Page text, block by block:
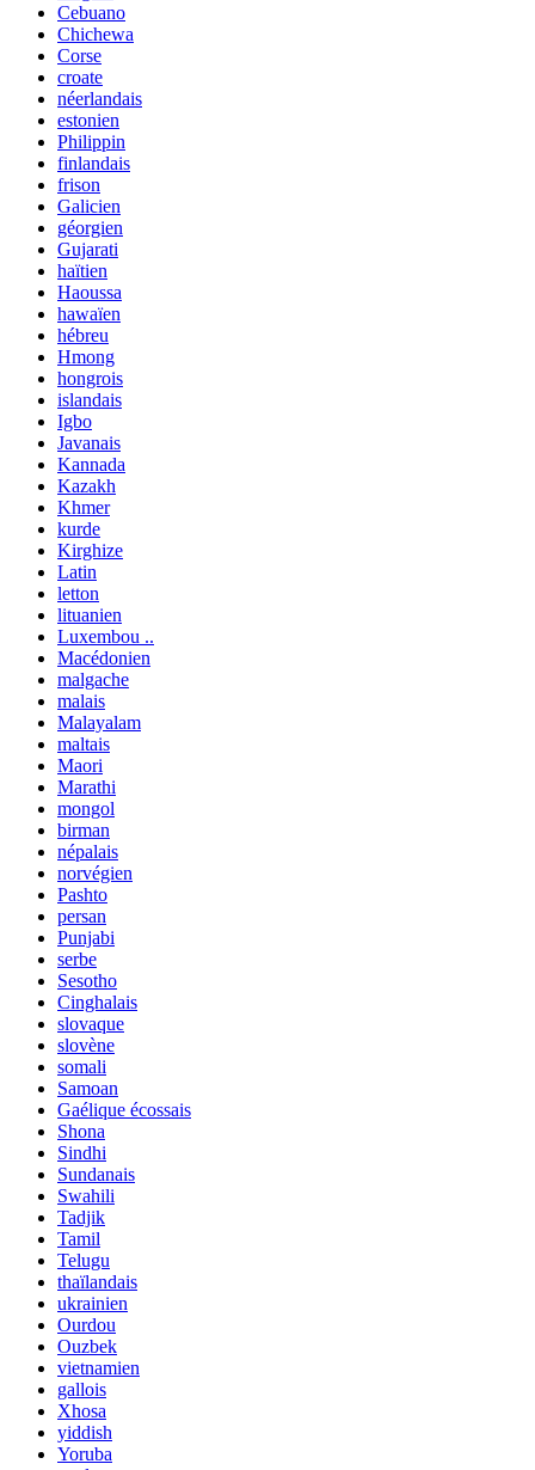
Cebuano
Chichewa
Corse
croate
néerlandais
estonien
Philippin
finlandais
frison
Galicien
géorgien
Gujarati
haïtien
Haoussa
hawaïen
hébreu
Hmong
hongrois
islandais
Igbo
Javanais
Kannada
Kazakh
Khmer
kurde
Kirghize
Latin
letton
lituanien
Luxembou ..
Macédonien
malgache
malais
Malayalam
maltais
Maori
Marathi
mongol
birman
népalais
norvégien
Pashto
persan
Punjabi
serbe
Sesotho
Cinghalais
slovaque
slovène
somali
Samoan
Gaélique écossais
Shona
Sindhi
Sundanais
Swahili
Tadjik
Tamil
Telugu
thaïlandais
ukrainien
Ourdou
Ouzbek
vietnamien
gallois
Xhosa
yiddish
Yoruba